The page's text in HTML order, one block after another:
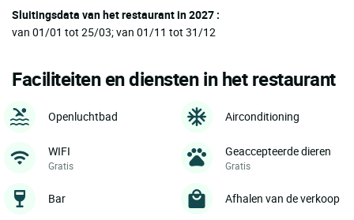
Sluitingsdata van het restaurant in 2027 :
van 01/01 tot 25/03; van 01/11 tot 31/12
Faciliteiten en diensten in het restaurant
Openluchtbad Airconditioning
WIFI
Gratis
Geaccepteerde dieren
Gratis
Bar Afhalen van de verkoop